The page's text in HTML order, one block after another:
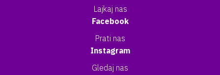
Lajkaj nas
Facebook
Prati nas
Instagram
Gledaj nas